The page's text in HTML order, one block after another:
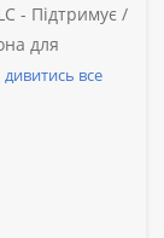
- Підтримує /
для
дивитись все